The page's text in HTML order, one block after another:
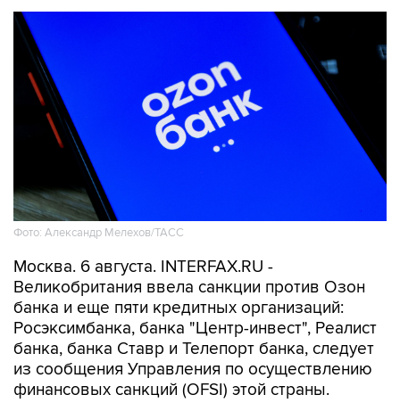
Фото: Александр Мелехов/ТАСС
Москва. 6 августа. INTERFAX.RU -
Великобритания ввела санкции против Озон
банка и еще пяти кредитных организаций:
Росэксимбанка, банка "Центр-инвест", Реалист
банка, банка Ставр и Телепорт банка, следует
из сообщения Управления по осуществлению
финансовых санкций (OFSI) этой страны.